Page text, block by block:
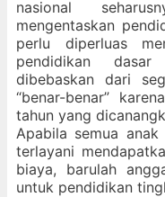
nasional
mengentaskan
perlu diperluas
pendidikan dasar
dibebaskan dari
“benar-benar”
tahun yang
Apabila semua
terlayani
biaya, barulah
untuk pendidikan